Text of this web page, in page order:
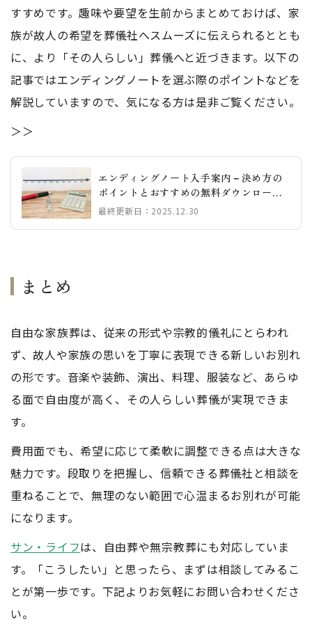
すすめです。趣味や要望を生前からまとめておけば、家
族が故人の希望を葬儀社へスムーズに伝えられるととも
に、より「その人らしい」葬儀へと近づきます。以下の
記事ではエンディングノートを選ぶ際のポイントなどを
解説していますので、気になる方は是非ご覧ください。
＞＞
エンディングノート入手案内－決め方の
ポイントとおすすめの無料ダウンロード8
選
最終更新日：2025.12.30
まとめ
自由な家族葬は、従来の形式や宗教的儀礼にとらわれ
ず、故人や家族の思いを丁寧に表現できる新しいお別れ
の形です。音楽や装飾、演出、料理、服装など、あらゆ
る面で自由度が高く、その人らしい葬儀が実現できま
す。
費用面でも、希望に応じて柔軟に調整できる点は大きな
魅力です。段取りを把握し、信頼できる葬儀社と相談を
重ねることで、無理のない範囲で心温まるお別れが可能
になります。
サン・ライフは、自由葬や無宗教葬にも対応していま
す。「こうしたい」と思ったら、まずは相談してみるこ
とが第一歩です。下記よりお気軽にお問い合わせくださ
い。